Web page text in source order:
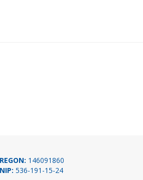
REGON: 146091860
NIP: 536-191-15-24